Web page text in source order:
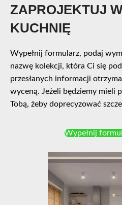
ZAPROJEKTUJ
KUCHNIĘ
Wypełnij formularz, podaj
nazwę kolekcji, która Ci się
przesłanych informacji
wyceną. Jeżeli będziemy mieli
Tobą, żeby doprecyzować
Wypełnij